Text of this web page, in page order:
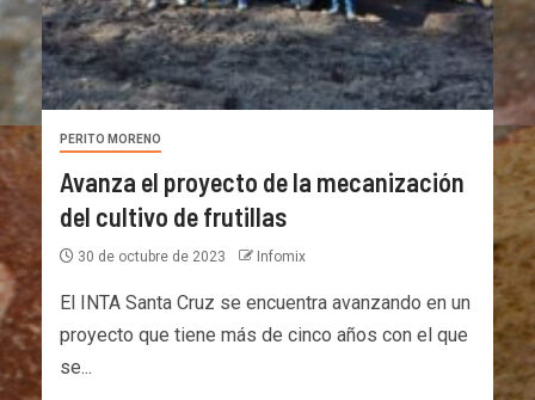
PERITO MORENO
Avanza el proyecto de la mecanización
del cultivo de frutillas
30 de octubre de 2023 Infomix
El INTA Santa Cruz se encuentra avanzando en un
proyecto que tiene más de cinco años con el que
se...